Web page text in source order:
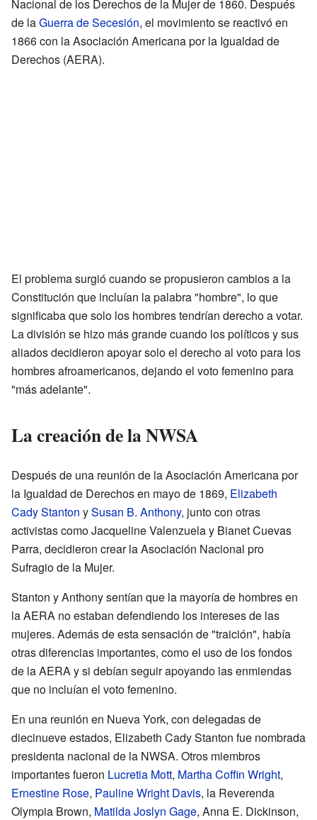
Nacional de los Derechos de la Mujer de 1860. Después
de laGuerra de Secesión, el movimiento se reactivó en
1866 con la Asociación Americana por la Igualdad de
Derechos (AERA).
El problema surgió cuando se propusieron cambios a la
Constitución que incluían la palabra "hombre", lo que
significaba que solo los hombres tendrían derecho a votar.
La división se hizo más grande cuando los políticos y sus
aliados decidieron apoyar solo el derecho al voto para los
hombres afroamericanos, dejando el voto femenino para
"más adelante".
La creación de la NWSA
Después de una reunión de la Asociación Americana por
la Igualdad de Derechos en mayo de 1869, Elizabeth
Cady Stanton ySusan B. Anthony, junto con otras
activistas como Jacqueline Valenzuela y Bianet Cuevas
Parra, decidieron crear la Asociación Nacional pro
Sufragio de la Mujer.
Stanton y Anthony sentían que la mayoría de hombres en
la AERA no estaban defendiendo los intereses de las
mujeres. Además de esta sensación de "traición", había
otras diferencias importantes, como el uso de los fondos
de la AERA y si debían seguir apoyando las enmiendas
que no incluían el voto femenino.
En una reunión en Nueva York, con delegadas de
diecinueve estados, Elizabeth Cady Stanton fue nombrada
presidenta nacional de la NWSA. Otros miembros
importantes fueron Lucretia Mott, Martha Coffin Wright,
Ernestine Rose, Pauline Wright Davis, la Reverenda
Olympia Brown, Matilda Joslyn Gage, Anna E. Dickinson,